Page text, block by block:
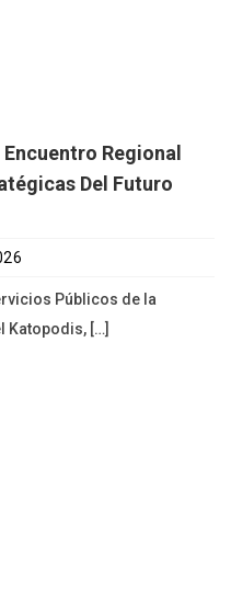
Regional
Del Futuro
Públicos de la
Katopodis, […]